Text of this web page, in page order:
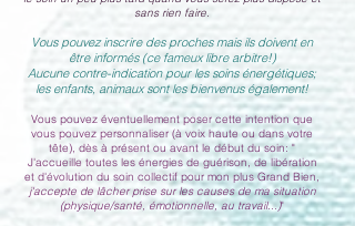
sans rien faire.
Vous pouvez inscrire des proches mais ils doivent en
être informés (ce fameux libre arbitre!)
Aucune contre-indication pour les soins énergétiques;
les enfants, animaux sont les bienvenus également!
Vous pouvez éventuellement poser cette intention que
vous pouvez personnaliser (à voix haute ou dans votre
tête), dès à présent ou avant le début du soin:"
J'accueille toutes les énergies de guérison, de libération
et d'évolution du soin collectif pour mon plus Grand Bien,
j'accepte de lâcher prise sur les causes de ma situation
(physique/santé, émotionnelle, au travail...)"